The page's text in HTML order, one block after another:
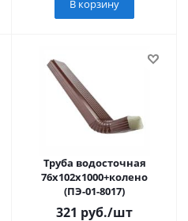
В корзину
Труба водосточная
76х102х1000+колено
(ПЭ-01-8017)
321 руб./шт